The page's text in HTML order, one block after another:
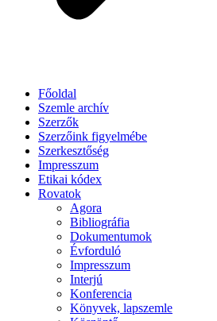
Főoldal
Szemle archív
Szerzők
Szerzőink figyelmébe
Szerkesztőség
Impresszum
Etikai kódex
Rovatok
Agora
Bibliográfia
Dokumentumok
Évforduló
Impresszum
Interjú
Konferencia
Könyvek, lapszemle